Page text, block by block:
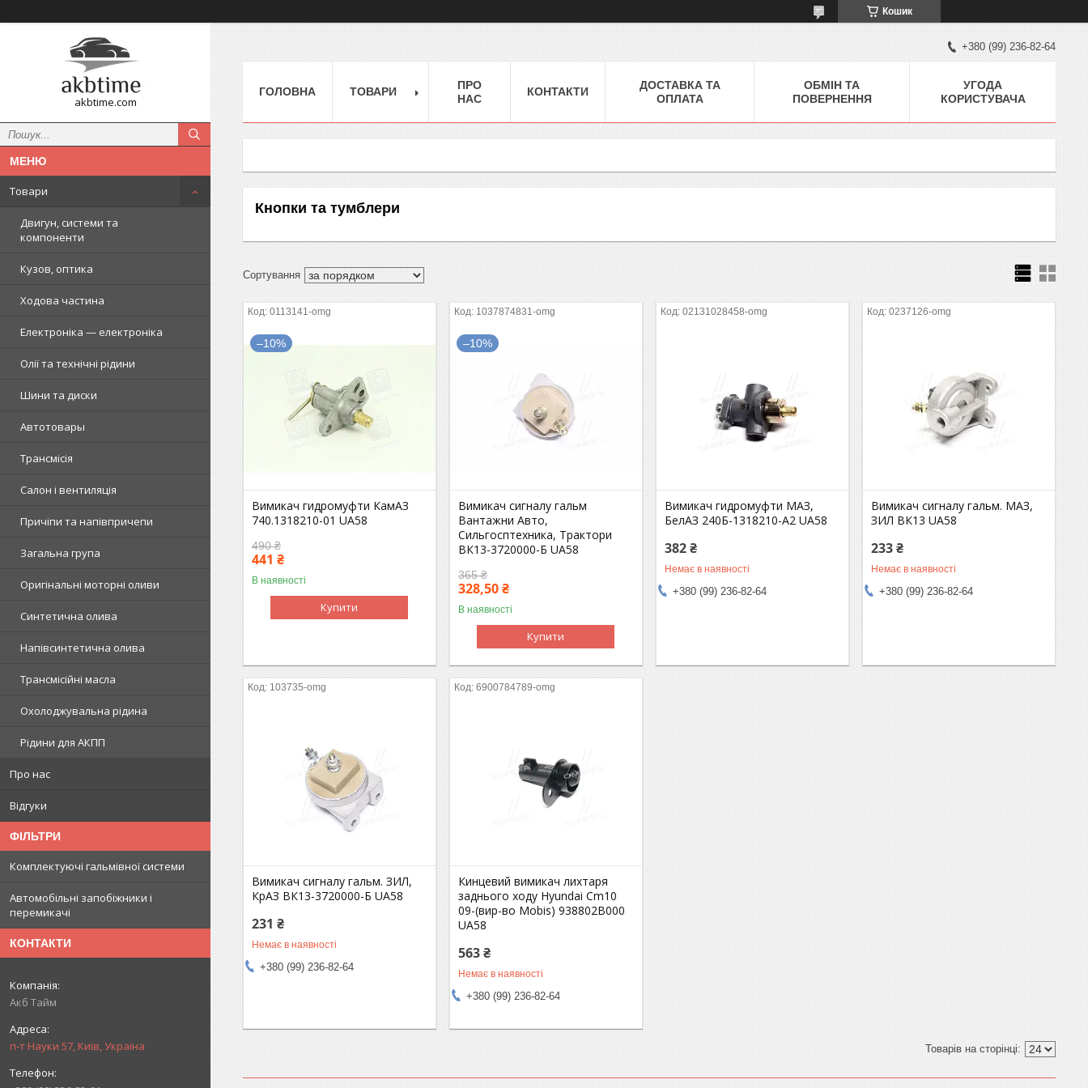
Кошик
akbtime.com
Товари
Двигун, системи та
компоненти
Кузов, оптика
Ходова частина
Електроніка — електроніка
Олії та технічні рідини
Шини та диски
Автотовары
Трансмісія
Салон і вентиляція
Причіпи та напівпричепи
Загальна група
Оригінальні моторні оливи
Синтетична олива
Напівсинтетична олива
Трансмісійні масла
Охолоджувальна рідина
Рідини для АКПП
Про нас
Відгуки
ФІЛЬТРИ
Комплектуючі гальмівної системи
Автомобільні запобіжники і
перемикачі
КОНТАКТИ
Акб Тайм
п-т Науки 57, Київ, Україна
+380 (99) 236-82-64
ГОЛОВНА ТОВАРИ
ПРО
НАС
КОНТАКТИ
ДОСТАВКА ТА
ОПЛАТА
ОБМІН ТА
ПОВЕРНЕННЯ
УГОДА
КОРИСТУВАЧА
Кнопки та тумблери
0113141-omg
–10%
Вимикач гидромуфти КамАЗ
740.1318210-01 UA58
490 ₴
441 ₴
В наявності
Купити
1037874831-omg
–10%
Вимикач сигналу гальм
Вантажни Авто,
Сильгосптехника, Трактори
ВК13-3720000-Б UA58
365 ₴
328,50 ₴
В наявності
Купити
02131028458-omg
Вимикач гидромуфти МАЗ,
БелАЗ 240Б-1318210-А2 UA58
382 ₴
Немає в наявності
+380 (99) 236-82-64
0237126-omg
Вимикач сигналу гальм. МАЗ,
ЗИЛ ВК13 UA58
233 ₴
Немає в наявності
+380 (99) 236-82-64
103735-omg
Вимикач сигналу гальм. ЗИЛ,
КрАЗ ВК13-3720000-Б UA58
231 ₴
Немає в наявності
+380 (99) 236-82-64
6900784789-omg
Кинцевий вимикач лихтаря
заднього ходу Hyundai Cm10
09-(вир-во Mobis) 938802B000
UA58
563 ₴
Немає в наявності
+380 (99) 236-82-64